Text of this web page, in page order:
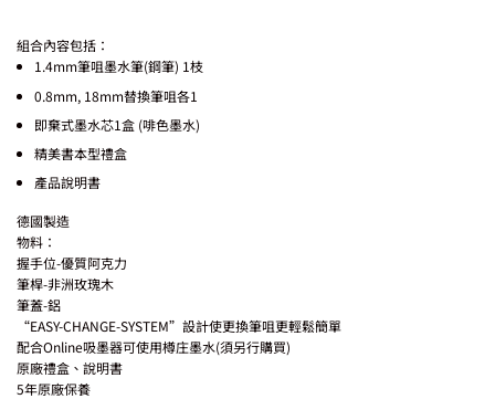
組合內容包括：
1.4mm筆咀墨水筆(鋼筆) 1枝
0.8mm, 18mm替換筆咀各1
即棄式墨水芯1盒 (啡色墨水)
精美書本型禮盒
產品說明書
德國製造
物料：
握手位-優質阿克力
筆桿-非洲玫瑰木
筆蓋-鋁
“EASY-CHANGE-SYSTEM”設計使更換筆咀更輕鬆簡單
配合Online吸墨器可使用樽庄墨水(須另行購買)
原廠禮盒、說明書
5年原廠保養